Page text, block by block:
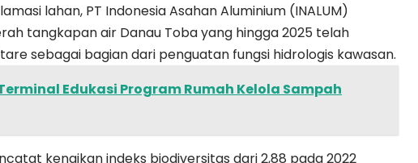
lahan, PT Indonesia Asahan Aluminium (INALUM)
tangkapan air Danau Toba yang hingga 2025 telah
sebagai bagian dari penguatan fungsi hidrologis kawasan.
Edukasi Program Rumah Kelola Sampah
kenaikan indeks biodiversitas dari 2,88 pada 2022